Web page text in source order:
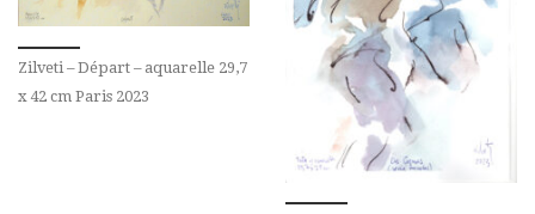
Zilveti – Départ – aquarelle 29,7
x 42 cm Paris 2023